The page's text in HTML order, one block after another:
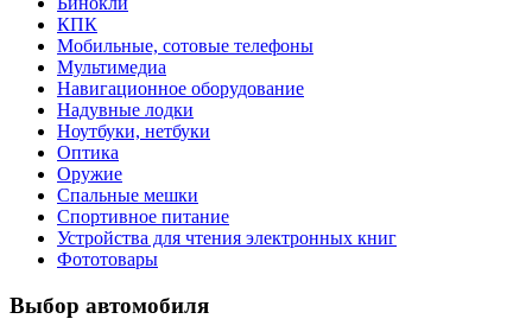
КПК
Мобильные, сотовые телефоны
Мультимедиа
Навигационное оборудование
Надувные лодки
Ноутбуки, нетбуки
Оптика
Оружие
Спальные мешки
Спортивное питание
Устройства для чтения электронных книг
Фототовары
Выбор автомобиля